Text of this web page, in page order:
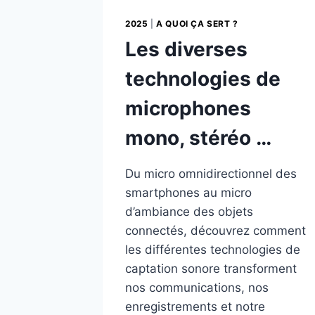
2025 |A QUOI ÇA SERT ?
Les diverses
technologies de
microphones
mono, stéréo …
Du micro omnidirectionnel des
smartphones au micro
d’ambiance des objets
connectés, découvrez comment
les différentes technologies de
captation sonore transforment
nos communications, nos
enregistrements et notre